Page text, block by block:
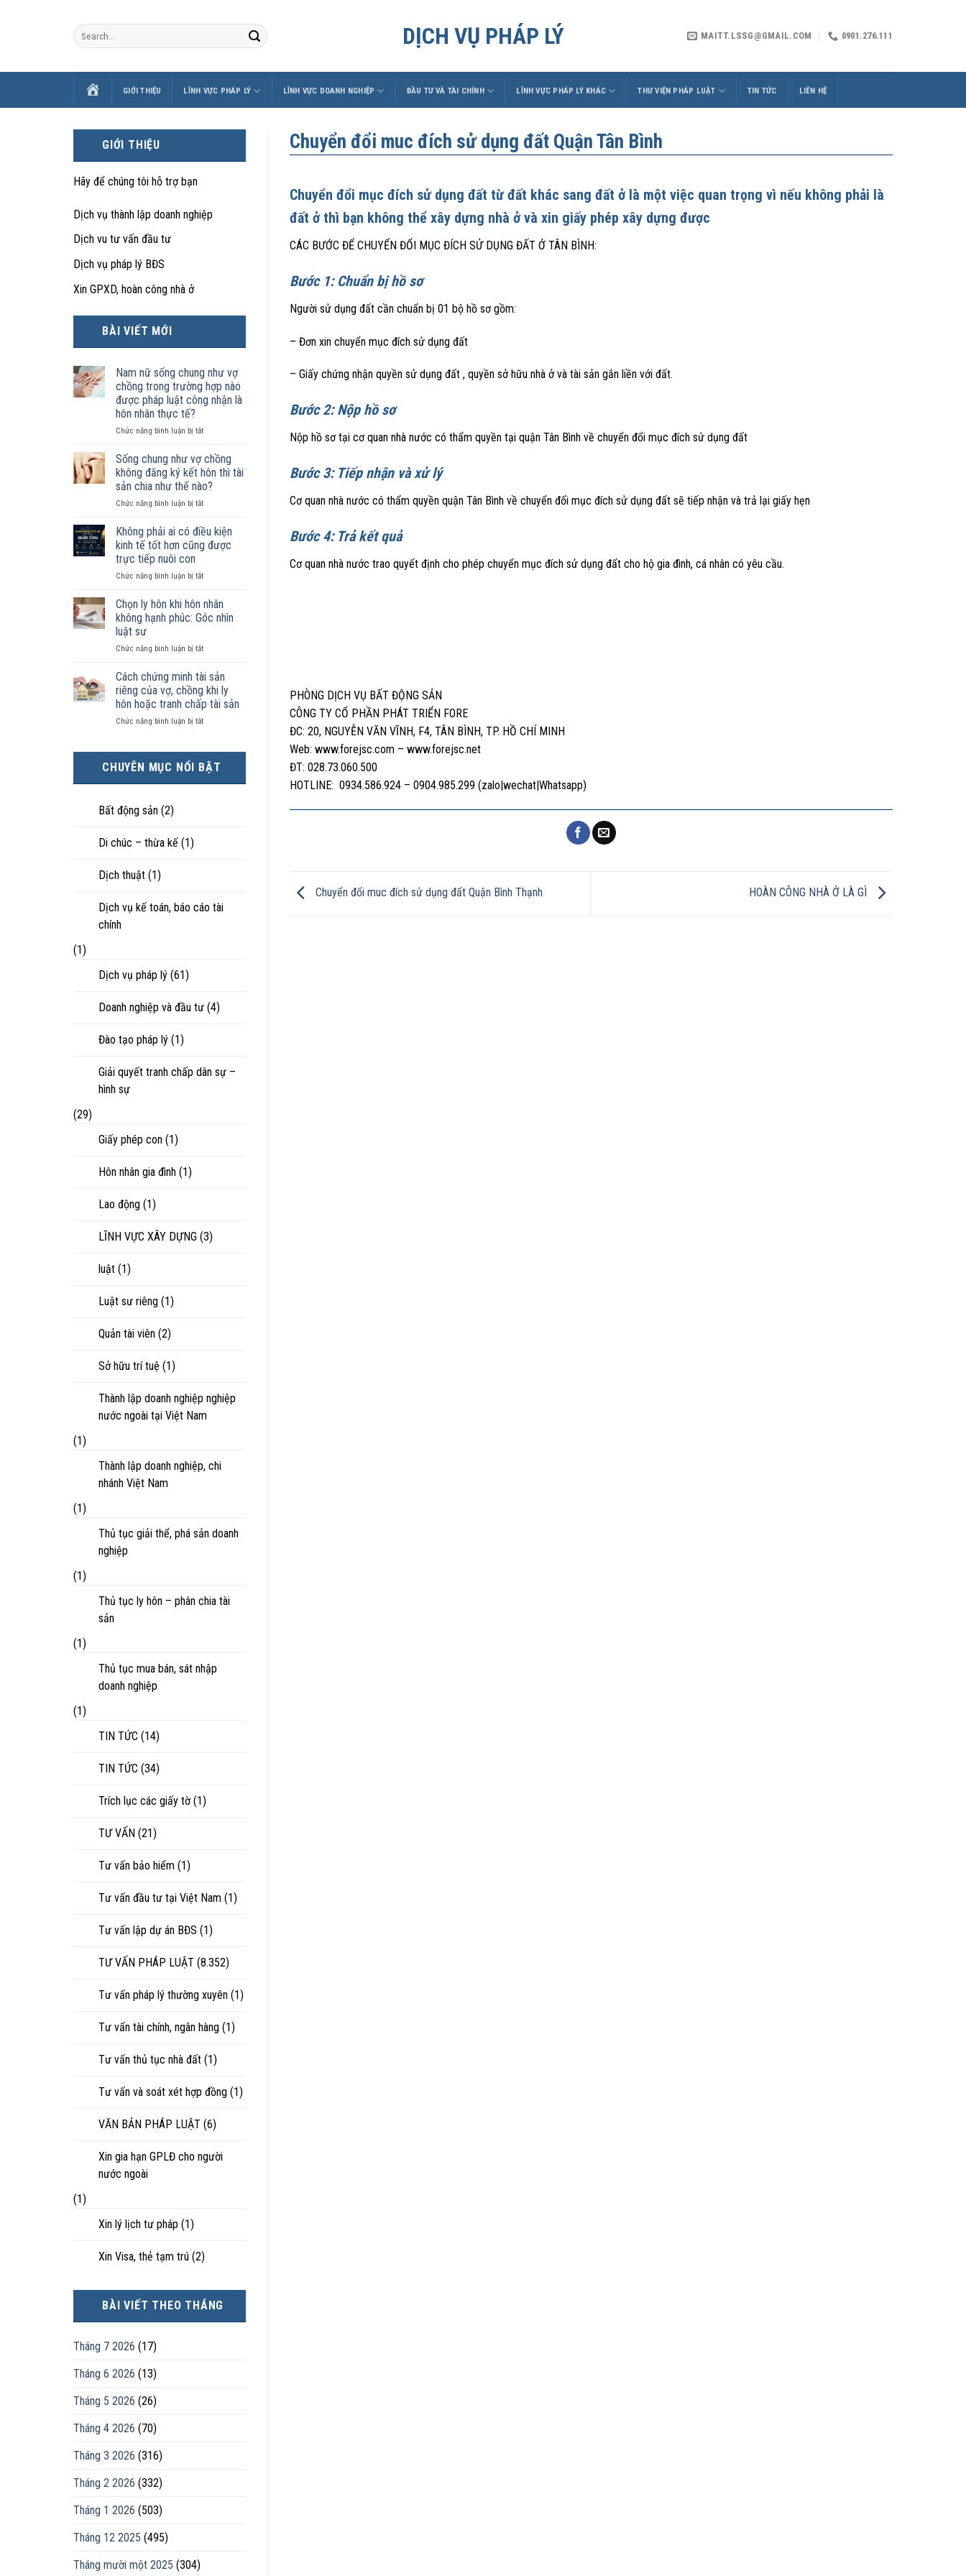
DỊCH VỤ PHÁP LÝ MAITT.LSSG@GMAIL.COM 0901.276.111
TRANGGIỚI THIỆU LĨNH VỰC PHÁP LÝ LĨNH VỰC DOANH NGHIỆP ĐẦU TƯ VÀ TÀI CHÍNH LĨNH VỰC PHÁP LÝ KHÁC THƯ VIỆN PHÁP LUẬT TIN TỨC LIÊN HỆ
GIỚI THIỆU
Hãy để chúng tôi hỗ trợ bạn
Dịch vụ thành lập doanh nghiệp
Dịch vu tư vấn đầu tư
Dịch vụ pháp lý BĐS
Xin GPXD, hoàn công nhà ở
BÀI VIẾT MỚI
Nam nữ sống chung như vợ
chồng trong trường hợp nào
được pháp luật công nhận là
hôn nhân thực tế?
Chức năng bình luận bị tắtở
nữ
sống
chung
như
vợ
trong
trường
hợp
được
luật
công
hôn
thực
tế?
Sống chung như vợ chồng
không đăng ký kết hôn thì tài
sản chia như thế nào?
Chức năng bình luận bị tắtở
chung
như
vợ
không
ký
kết
hôn
tài
chia
như
nào?
Không phải ai có điều kiện
kinh tế tốt hơn cũng được
trực tiếp nuôi con
Chức năng bình luận bị tắtở
phải
ai
có
kiện
tế
tốt
hơn
cũng
được
con
Chọn ly hôn khi hôn nhân
không hạnh phúc: Góc nhìn
luật sư
Chức năng bình luận bị tắtở
ly
hôn
khi
hôn
nhân
Góc
nhìn
Cách chứng minh tài sản
riêng của vợ, chồng khi ly
hôn hoặc tranh chấp tài sản
Chức năng bình luận bị tắtở
tài
chấp
CHUYÊN MỤC NỔI BẬT
Bất động sản (2)
Di chúc – thừa kế (1)
Dịch thuật (1)
Dịch vụ kế toán, báo cáo tài
chính
(1)
Dịch vụ pháp lý (61)
Doanh nghiệp và đầu tư (4)
Đào tạo pháp lý (1)
Giải quyết tranh chấp dân sự –
hình sự
(29)
Giấy phép con (1)
Hôn nhân gia đình (1)
Lao động (1)
LĨNH VỰC XÂY DỰNG (3)
luật (1)
Luật sư riêng (1)
Quản tài viên (2)
Sở hữu trí tuệ (1)
Thành lập doanh nghiệp nghiệp
nước ngoài tại Việt Nam
(1)
Thành lập doanh nghiệp, chi
nhánh Việt Nam
(1)
Thủ tục giải thể, phá sản doanh
nghiệp
(1)
Thủ tục ly hôn – phân chia tài
sản
(1)
Thủ tục mua bán, sát nhập
doanh nghiệp
(1)
TIN TỨC (14)
TIN TỨC (34)
Trích lục các giấy tờ (1)
TƯ VẤN (21)
Tư vấn bảo hiểm (1)
Tư vấn đầu tư tại Việt Nam (1)
Tư vấn lập dự án BĐS (1)
TƯ VẤN PHÁP LUẬT (8.352)
Tư vấn pháp lý thường xuyên (1)
Tư vấn tài chính, ngân hàng (1)
Tư vấn thủ tục nhà đất (1)
Tư vấn và soát xét hợp đồng (1)
VĂN BẢN PHÁP LUẬT (6)
Xin gia hạn GPLĐ cho người
nước ngoài
(1)
Xin lý lịch tư pháp (1)
Xin Visa, thẻ tạm trú (2)
BÀI VIẾT THEO THÁNG
Tháng 7 2026 (17)
Tháng 6 2026 (13)
Tháng 5 2026 (26)
Tháng 4 2026 (70)
Tháng 3 2026 (316)
Tháng 2 2026 (332)
Tháng 1 2026 (503)
Tháng 12 2025 (495)
Tháng mười một 2025 (304)
Chuyển đổi muc đích sử dụng đất Quận Tân Bình
Chuyển đổi mục đích sử dụng đất từ đất khác sang đất ở là một việc quan trọng vì nếu không phải là
đất ở thì bạn không thể xây dựng nhà ở và xin giấy phép xây dựng được
CÁC BƯỚC ĐỂ CHUYỂN ĐỔI MỤC ĐÍCH SỬ DỤNG ĐẤT Ở TÂN BÌNH:
Bước 1: Chuẩn bị hồ sơ
Người sử dụng đất cần chuẩn bị 01 bộ hồ sơ gồm:
– Đơn xin chuyển mục đích sử dụng đất
– Giấy chứng nhận quyền sử dụng đất , quyền sở hữu nhà ở và tài sản gắn liền với đất.
Bước 2: Nộp hồ sơ
Nộp hồ sơ tại cơ quan nhà nước có thẩm quyền tại quận Tân Bình về chuyển đổi mục đích sử dụng đất
Bước 3: Tiếp nhận và xử lý
Cơ quan nhà nước có thẩm quyền quận Tân Bình về chuyển đổi mục đích sử dụng đất sẽ tiếp nhận và trả lại giấy hẹn
Bước 4: Trả kết quả
Cơ quan nhà nước trao quyết định cho phép chuyển mục đích sử dụng đất cho hộ gia đình, cá nhân có yêu cầu.
PHÒNG DỊCH VỤ BẤT ĐỘNG SẢN
CÔNG TY CỔ PHẦN PHÁT TRIỂN FORE
ĐC: 20, NGUYỄN VĂN VĨNH, F4, TÂN BÌNH, TP. HỒ CHÍ MINH
Web: www.forejsc.com – www.forejsc.net
ĐT: 028.73.060.500
HOTLINE: 0934.586.924 – 0904.985.299 (zalo|wechat|Whatsapp)
Chuyển đổi muc đích sử dụng đất Quận Bình Thạnh HOÀN CÔNG NHÀ Ở LÀ GÌ